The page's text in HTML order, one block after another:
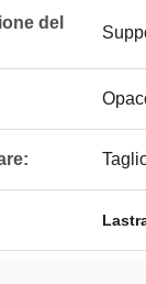
del